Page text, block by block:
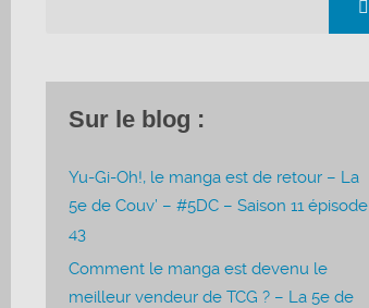
Sur le blog :
Yu-Gi-Oh!, le manga est de retour – La
5e de Couv’ – #5DC – Saison 11 épisode
43
Comment le manga est devenu le
meilleur vendeur de TCG ? – La 5e de